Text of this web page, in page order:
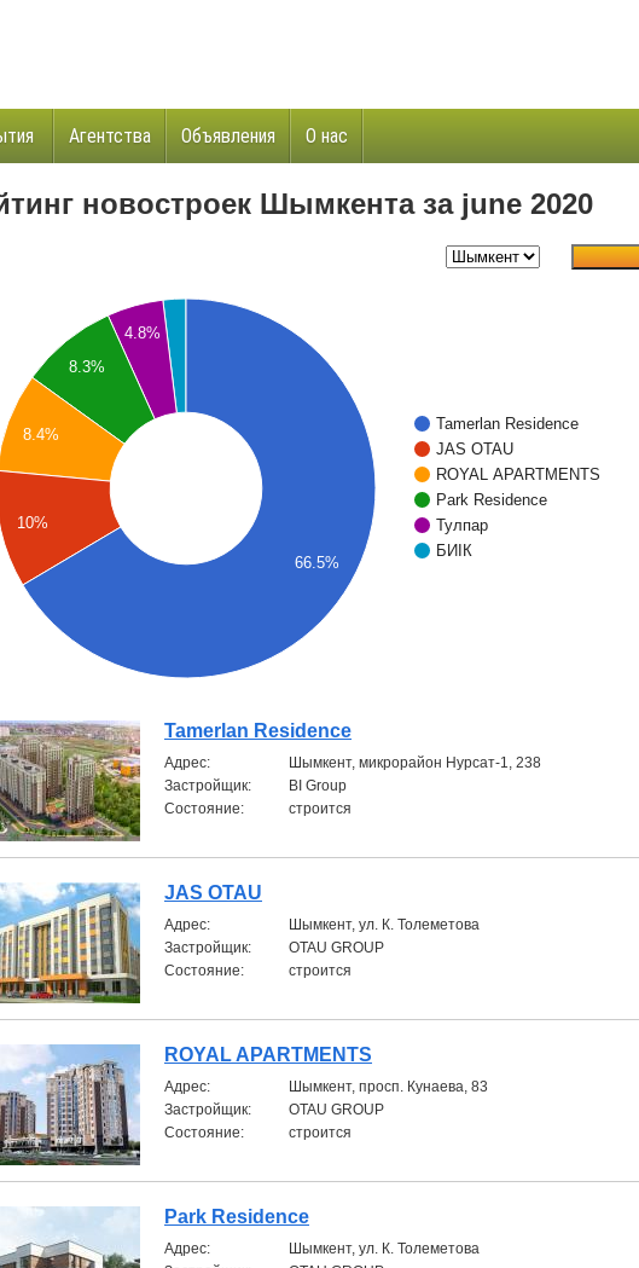
Агентства Объявления О нас
новостроек Шымкента за june 2020
Tamerlan Residence
JAS OTAU
ROYAL APARTMENTS
Park Residence
Тулпар
БИIК
4.8%
8.3%
8.4%
10%
66.5%
Tamerlan Residence
Aдрес:
Шымкент, микрорайон Нурсат-1, 238
Застройщик:
BI Group
Состояние:
строится
JAS OTAU
Aдрес:
Шымкент, ул. К. Толеметова
Застройщик:
OTAU GROUP
Состояние:
строится
ROYAL APARTMENTS
Aдрес:
Шымкент, просп. Кунаева, 83
Застройщик:
OTAU GROUP
Состояние:
строится
Park Residence
Aдрес:
Шымкент, ул. К. Толеметова